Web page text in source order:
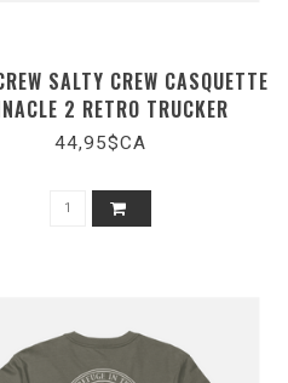
SALTY CREW CASQUETTE
2 RETRO TRUCKER
(35035347)
44,95$CA